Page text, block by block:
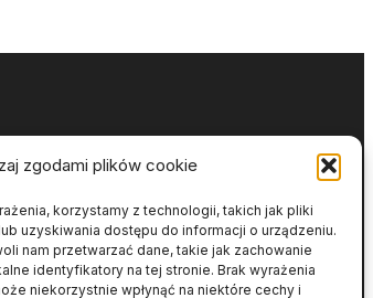
zgodami plików cookie
korzystamy z technologii, takich jak pliki
uzyskiwania dostępu do informacji o urządzeniu.
nam przetwarzać dane, takie jak zachowanie
identyfikatory na tej stronie. Brak wyrażenia
niekorzystnie wpłynąć na niektóre cechy i